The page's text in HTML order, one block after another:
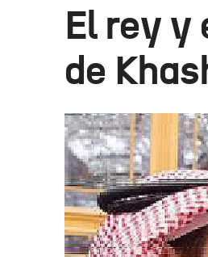
El rey y
de